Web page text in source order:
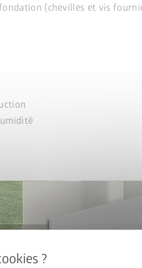
(chevilles et vis
: 50% sur